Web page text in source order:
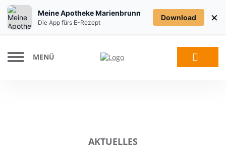
MENÜ
AKTUELLES
Meine Apotheke Marienbrunn
Die App fürs E-Rezept
Download ×